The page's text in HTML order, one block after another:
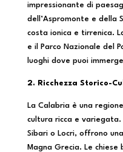
impressionante di
dell’Aspromonte e della
costa ionica e tirrenica.
e il Parco Nazionale del
luoghi dove puoi
2. Ricchezza Storico-
La Calabria è una
cultura ricca e variegata.
Sibari o Locri, offrono
Magna Grecia. Le